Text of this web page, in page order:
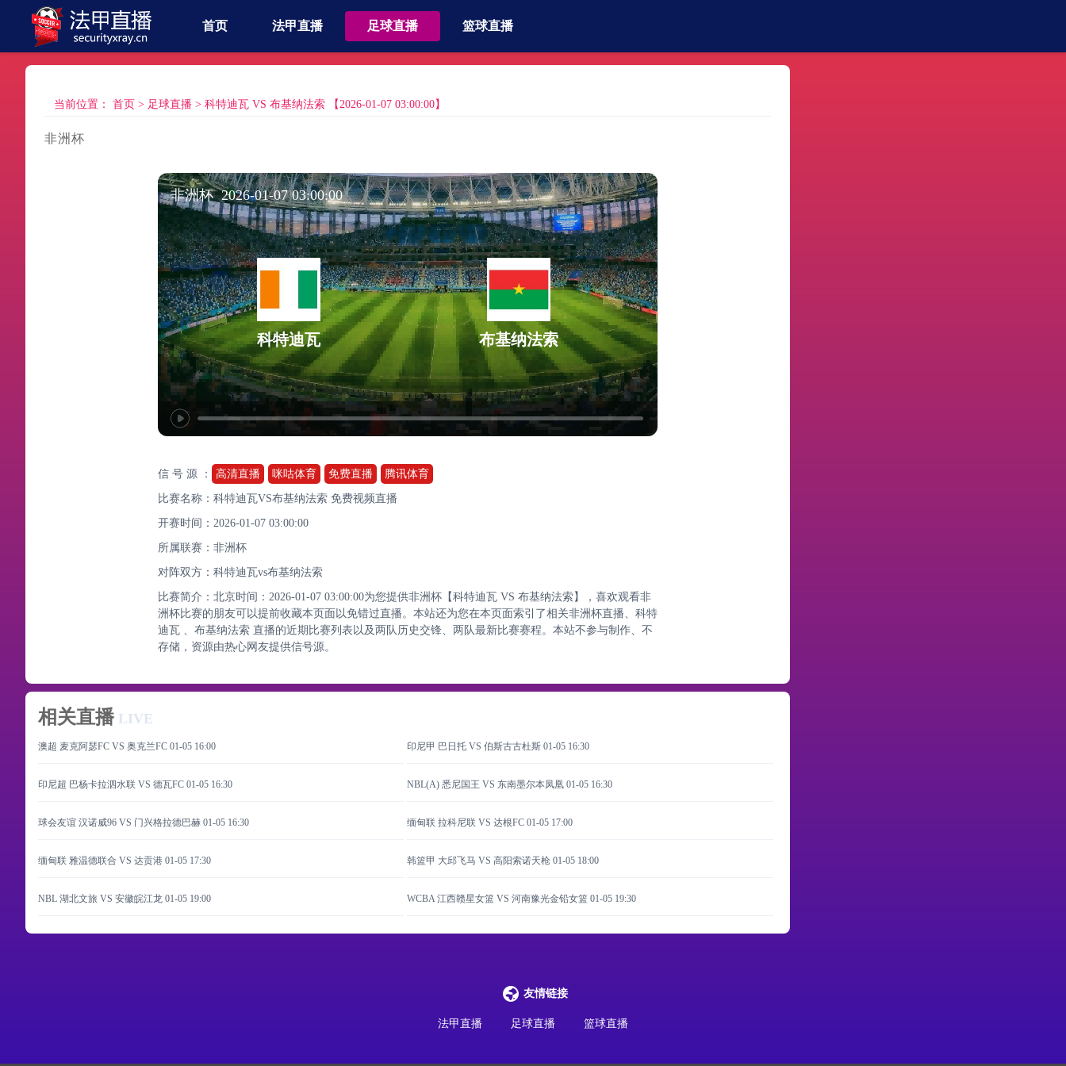
首页 法甲直播 足球直播 篮球直播
当前位置： 首页 > 足球直播 > 科特迪瓦 VS 布基纳法索 【2026-01-07 03:00:00】
非洲杯
非洲杯 2026-01-07 03:00:00
科特迪瓦 布基纳法索
信 号 源 ： 高清直播 咪咕体育 免费直播 腾讯体育
比赛名称：科特迪瓦VS布基纳法索 免费视频直播
开赛时间：2026-01-07 03:00:00
所属联赛： 非洲杯
对阵双方：科特迪瓦vs布基纳法索
比赛简介：北京时间：2026-01-07 03:00:00为您提供非洲杯【科特迪瓦 VS 布基纳法索】，喜欢观看非
洲杯比赛的朋友可以提前收藏本页面以免错过直播。本站还为您在本页面索引了相关非洲杯直播、科特
迪瓦 、布基纳法索 直播的近期比赛列表以及两队历史交锋、两队最新比赛赛程。本站不参与制作、不
存储，资源由热心网友提供信号源。
相关直播 LIVE
澳超 麦克阿瑟FC VS 奥克兰FC 01-05 16:00 印尼甲 巴日托 VS 伯斯古古杜斯01-05 16:30
印尼超 巴杨卡拉泗水联 VS 德瓦FC 01-05 16:30 NBL(A) 悉尼国王 VS 东南墨尔本凤凰01-05 16:30
球会友谊 汉诺威96 VS 门兴格拉德巴赫 01-05 16:30 缅甸联 拉科尼联 VS 达根FC01-05 17:00
缅甸联 雅温德联合 VS 达贡港 01-05 17:30 韩篮甲 大邱飞马 VS 高阳索诺天枪01-05 18:00
NBL 湖北文旅 VS 安徽皖江龙 01-05 19:00 WCBA 江西赣星女篮 VS 河南豫光金铅女篮01-05 19:30
友情链接
法甲直播 足球直播 篮球直播